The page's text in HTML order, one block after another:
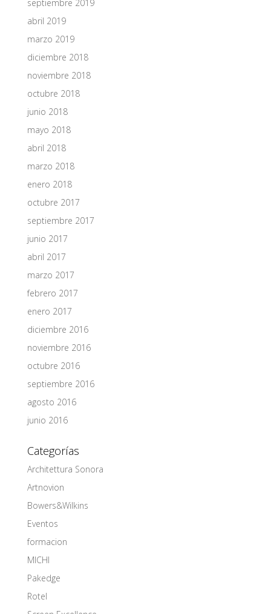
septiembre 2019
abril 2019
marzo 2019
diciembre 2018
noviembre 2018
octubre 2018
junio 2018
mayo 2018
abril 2018
marzo 2018
enero 2018
octubre 2017
septiembre 2017
junio 2017
abril 2017
marzo 2017
febrero 2017
enero 2017
diciembre 2016
noviembre 2016
octubre 2016
septiembre 2016
agosto 2016
junio 2016
Categorías
Architettura Sonora
Artnovion
Bowers&Wilkins
Eventos
formacion
MICHI
Pakedge
Rotel